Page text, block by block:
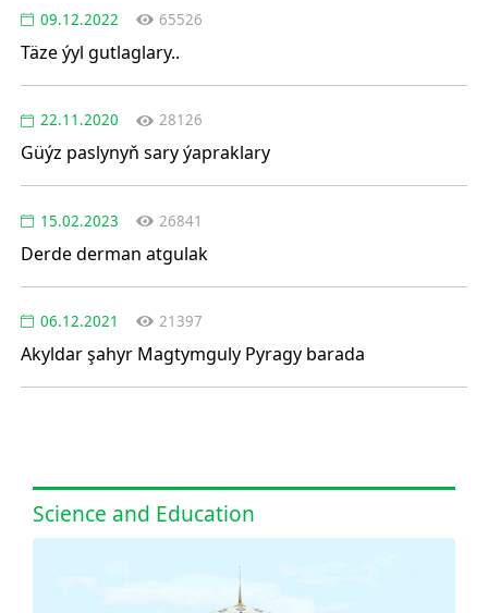
09.12.2022 65526
Täze ýyl gutlaglary..
22.11.2020 28126
Güýz paslynyň sary ýapraklary
15.02.2023 26841
Derde derman atgulak
06.12.2021 21397
Akyldar şahyr Magtymguly Pyragy barada
Science and Education